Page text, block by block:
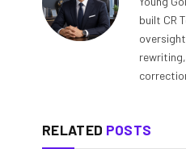
built CR
RELATED POSTS